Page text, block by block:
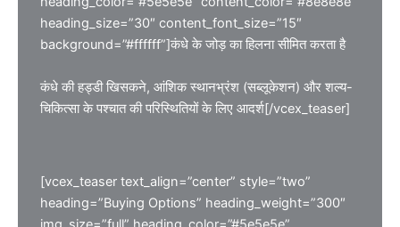
heading_size=”30″ content_font_size=”15″
background=”#ffffff”]कंधे के जोड़ का हिलना सीमित करता है
कंधे की हड्डी खिसकने, आंशिक स्थानभ्रंश (सब्लूकेशन) और शल्य-
चिकित्सा के पश्चात की परिस्थितियों के लिए आदर्श[/vcex_teaser]
[vcex_teaser text_align=”center” style=”two”
heading=”Buying Options” heading_weight=”300″